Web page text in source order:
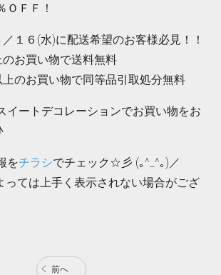
ＯＦＦ！
１６(水)に配送希望のお客様必見！！
のお買い物で送料無料
上のお買い物で同等品引取処分無料
イートデコレーションでお買い物をお
をチラシでチェック☆彡 (｡^_^｡)／
っては上手く表示されない場合がござ
前へ